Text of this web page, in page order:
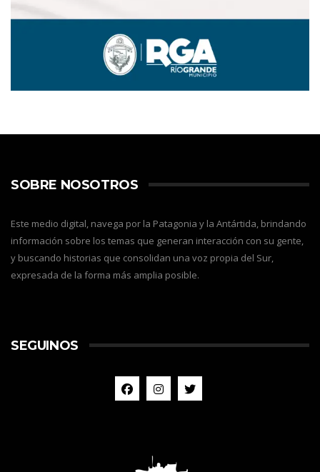
SOBRE NOSOTROS
Este medio digital, navega por la Patagonia y la Antártida, brindando
información sobre los temas que generan interacción con su gente,
y buscando historias que consolidan una voz propia del Sur,
expresada de la forma más amplia posible.
SEGUINOS